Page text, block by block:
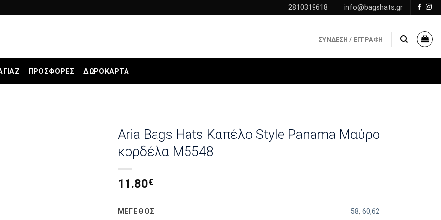
2810319618 info@bagshats.gr
ΣΎΝΔΕΣΗ / ΕΓΓΡΑΦΉ
ΠΡΟΣΦΟΡΕΣ ΔΩΡΟΚΆΡΤΑ
Aria Bags Hats Καπέλο Style Panama Μαύρο
κορδέλα Μ5548
11.80€
ΜΕΓΕΘΟΣ 58,60,62